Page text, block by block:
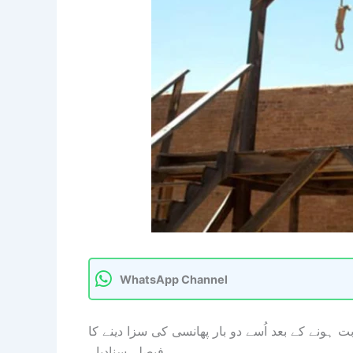
WhatsApp Channel
پر جرم ثابت ہونے کے بعد اُسے دو بار پھانسی کی سزا دینے کا